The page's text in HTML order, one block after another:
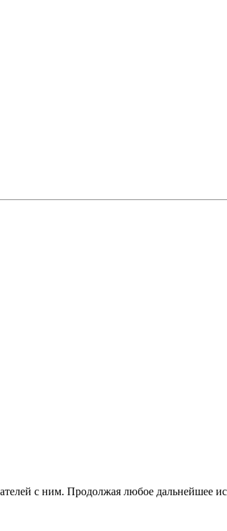
с ним. Продолжая любое дальнейшее